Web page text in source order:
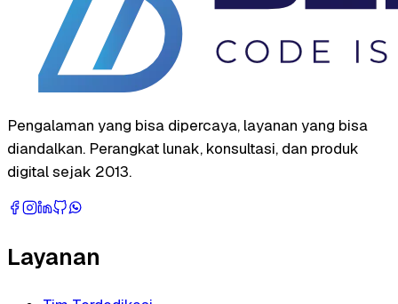
Pengalaman yang bisa dipercaya, layanan yang bisa
diandalkan. Perangkat lunak, konsultasi, dan produk
digital sejak 2013.
Layanan